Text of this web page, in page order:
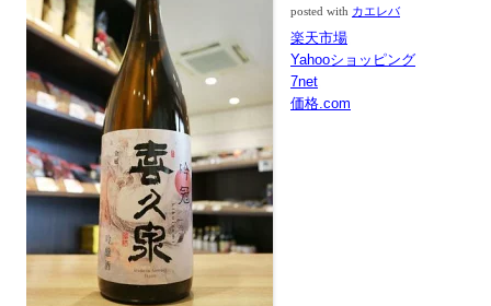
posted with カエレバ
楽天市場
Yahooショッピング
7net
価格.com